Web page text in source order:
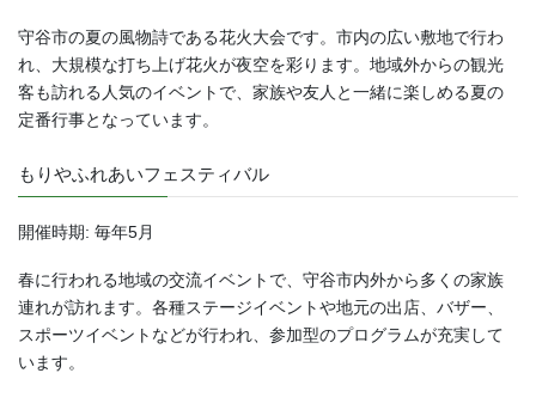
守谷市の夏の風物詩である花火大会です。市内の広い敷地で行わ
れ、大規模な打ち上げ花火が夜空を彩ります。地域外からの観光
客も訪れる人気のイベントで、家族や友人と一緒に楽しめる夏の
定番行事となっています。
もりやふれあいフェスティバル
開催時期: 毎年5月
春に行われる地域の交流イベントで、守谷市内外から多くの家族
連れが訪れます。各種ステージイベントや地元の出店、バザー、
スポーツイベントなどが行われ、参加型のプログラムが充実して
います。